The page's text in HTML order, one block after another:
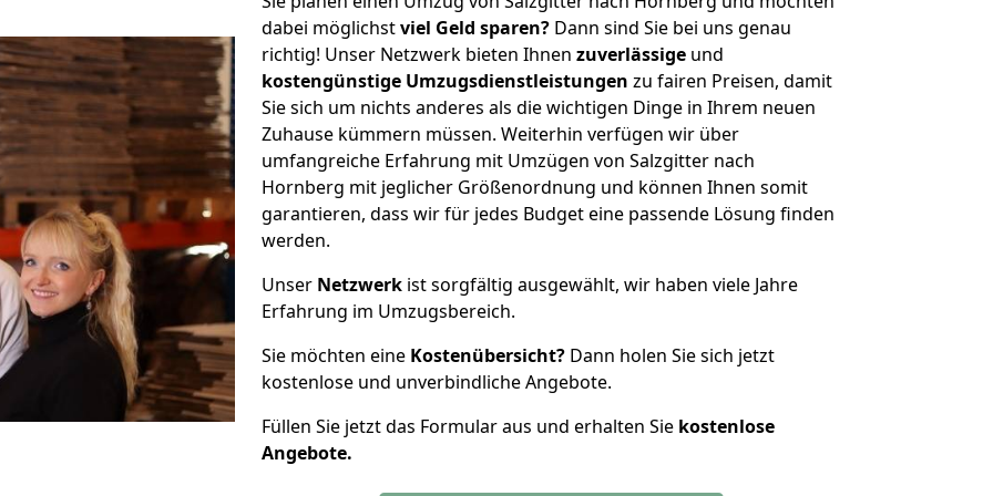
dabei möglichstviel Geld sparen? Dann sind Sie bei uns genau
richtig! Unser Netzwerk bieten Ihnen zuverlässige und
kostengünstige Umzugsdienstleistungen zu fairen Preisen, damit
Sie sich um nichts anderes als die wichtigen Dinge in Ihrem neuen
Zuhause kümmern müssen. Weiterhin verfügen wir über
umfangreiche Erfahrung mit Umzügen von Salzgitter nach
Hornberg mit jeglicher Größenordnung und können Ihnen somit
garantieren, dass wir für jedes Budget eine passende Lösung finden
werden.
Unser Netzwerk ist sorgfältig ausgewählt, wir haben viele Jahre
Erfahrung im Umzugsbereich.
Sie möchten eine Kostenübersicht? Dann holen Sie sich jetzt
kostenlose und unverbindliche Angebote.
Füllen Sie jetzt das Formular aus und erhalten Sie kostenlose
Angebote.